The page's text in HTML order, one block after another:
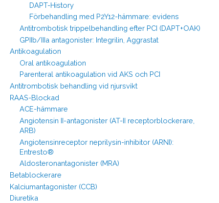
DAPT-History
Förbehandling med P2Y12-hämmare: evidens
Antitrombotisk trippelbehandling efter PCI (DAPT+OAK)
GPIIb/IIIa antagonister: Integrilin, Aggrastat
Antikoagulation
Oral antikoagulation
Parenteral antikoagulation vid AKS och PCI
Antitrombotisk behandling vid njursvikt
RAAS-Blockad
ACE-hämmare
Angiotensin II-antagonister (AT-II receptorblockerare,
ARB)
Angiotensinreceptor neprilysin-inhibitor (ARNI):
Entresto®
Aldosteronantagonister (MRA)
Betablockerare
Kalciumantagonister (CCB)
Diuretika